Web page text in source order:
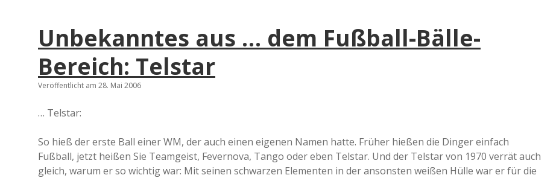
Unbekanntes aus … dem Fußball-Bälle-
Bereich: Telstar
Veröffentlicht am 28. Mai 2006
… Telstar:
So hieß der erste Ball einer WM, der auch einen eigenen Namen hatte. Früher hießen die Dinger einfach
Fußball, jetzt heißen Sie Teamgeist, Fevernova, Tango oder eben Telstar. Und der Telstar von 1970 verrät auch
gleich, warum er so wichtig war: Mit seinen schwarzen Elementen in der ansonsten weißen Hülle war er für die